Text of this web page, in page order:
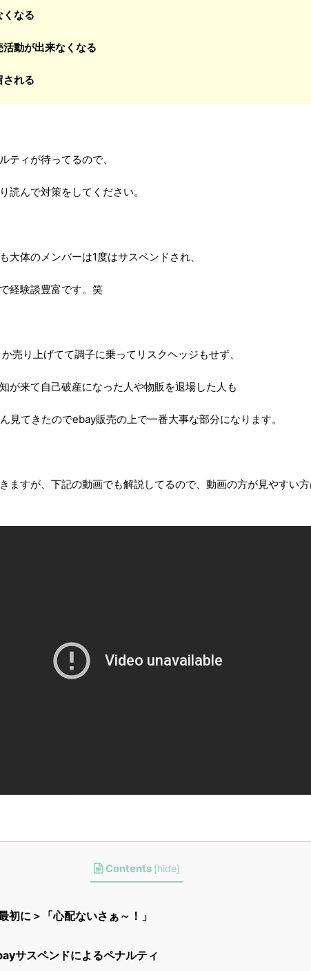
くなる
活動が出来なくなる
される
ティが待ってるので、
読んで対策をしてください。
大体のメンバーは1度はサスペンドされ、
経験談豊富です。笑
売り上げてて調子に乗ってリスクヘッジもせず、
が来て自己破産になった人や物販を退場した人も
見てきたのでebay販売の上で一番大事な部分になります。
ますが、下記の動画でも解説してるので、動画の方が見やすい
Contents [hide]
初に＞「心配ないさぁ～！」
サスペンドによるペナルティ